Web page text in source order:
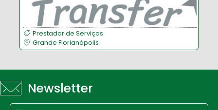
Prestador de Serviços
Grande Florianópolis
Newsletter